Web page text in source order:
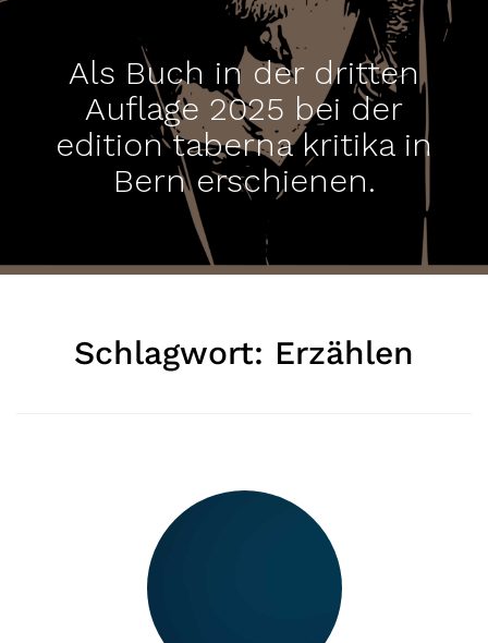
Als Buch in der dritten
Auflage 2025 bei der
edition taberna kritika in
Bern erschienen.
Schlagwort: Erzählen